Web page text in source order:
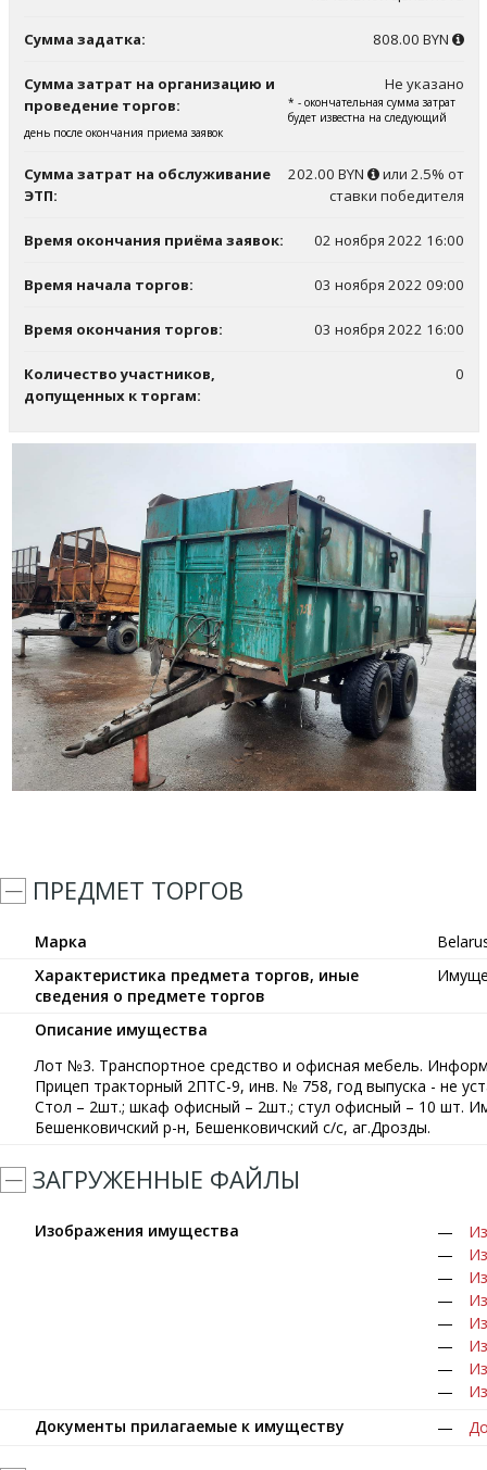
Сумма задатка: 808.00 BYN
Сумма затрат на организацию и
проведение торгов:
Не указано
* - окончательная сумма затрат
будет известна на следующий
день после окончания приема заявок
Сумма затрат на обслуживание
ЭТП:
202.00 BYN
или 2.5% от
ставки победителя
Время окончания приёма заявок: 02 ноября 2022 16:00
Время начала торгов: 03 ноября 2022 09:00
Время окончания торгов: 03 ноября 2022 16:00
Количество участников,
допущенных к торгам:
0
ПРЕДМЕТ ТОРГОВ
Марка
Характеристика предмета торгов, иные
сведения о предмете торгов
Описание имущества
Лот №3. Транспортное средство и офисная мебель.
Прицеп тракторный 2ПТС-9, инв. № 758, год выпуска - не
Стол – 2шт.; шкаф офисный – 2шт.; стул офисный – 10 шт.
Бешенковичский р-н, Бешенковичский с/с, аг.Дрозды.
ЗАГРУЖЕННЫЕ ФАЙЛЫ
Изображения имущества
Документы прилагаемые к имуществу